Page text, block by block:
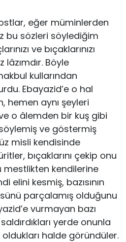
eğer müminlerden
bu sözleri söylediğim
ve bıçaklarınızı
Böyle
kullarından
Ebayazid’e o hal
hemen aynı şeyleri
o âlemden bir kuş gibi
ve göstermiş
misli kendisinde
bıçaklarını çekip onu
mestlikten kendilerine
elini kesmiş, bazısının
parçalamış olduğunu
vurmayan bazı
yerde onunla
halde göründüler.